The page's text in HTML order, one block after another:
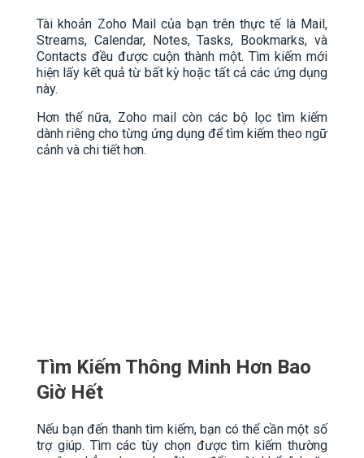
Tài khoản Zoho Mail của bạn trên thực tế là Mail,
Streams, Calendar, Notes, Tasks, Bookmarks, và
Contacts đều được cuộn thành một. Tìm kiếm mới
hiện lấy kết quả từ bất kỳ hoặc tất cả các ứng dụng
này.
Hơn thế nữa, Zoho mail còn các bộ lọc tìm kiếm
dành riêng cho từng ứng dụng để tìm kiếm theo ngữ
cảnh và chi tiết hơn.
Tìm Kiếm Thông Minh Hơn Bao
Giờ Hết
Nếu bạn đến thanh tìm kiếm, bạn có thể cần một số
trợ giúp. Tìm các tùy chọn được tìm kiếm thường